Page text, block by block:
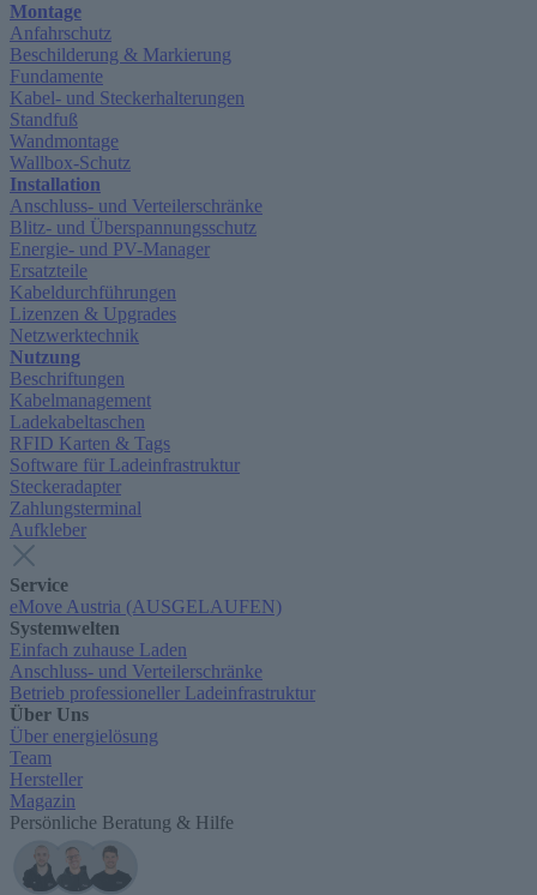
Montage
Anfahrschutz
Beschilderung & Markierung
Fundamente
Kabel- und Steckerhalterungen
Standfuß
Wandmontage
Wallbox-Schutz
Installation
Anschluss- und Verteilerschränke
Blitz- und Überspannungsschutz
Energie- und PV-Manager
Ersatzteile
Kabeldurchführungen
Lizenzen & Upgrades
Netzwerktechnik
Nutzung
Beschriftungen
Kabelmanagement
Ladekabeltaschen
RFID Karten & Tags
Software für Ladeinfrastruktur
Steckeradapter
Zahlungsterminal
Aufkleber
Service
eMove Austria (AUSGELAUFEN)
Systemwelten
Einfach zuhause Laden
Anschluss- und Verteilerschränke
Betrieb professioneller Ladeinfrastruktur
Über Uns
Über energielösung
Team
Hersteller
Magazin
Persönliche Beratung & Hilfe